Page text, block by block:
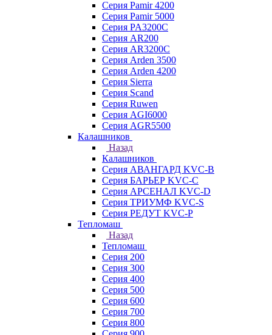
Серия Pamir 4200
Серия Pamir 5000
Серия PA3200C
Серия AR200
Серия AR3200C
Серия Arden 3500
Серия Arden 4200
Серия Sierra
Серия Scand
Серия Ruwen
Серия AGI6000
Серия AGR5500
Калашников
Назад
Калашников
Серия АВАНГАРД KVC-B
Серия БАРЬЕР KVC-C
Серия АРСЕНАЛ KVC-D
Серия ТРИУМФ KVC-S
Серия РЕДУТ KVC-P
Тепломаш
Назад
Тепломаш
Серия 200
Серия 300
Серия 400
Серия 500
Серия 600
Серия 700
Серия 800